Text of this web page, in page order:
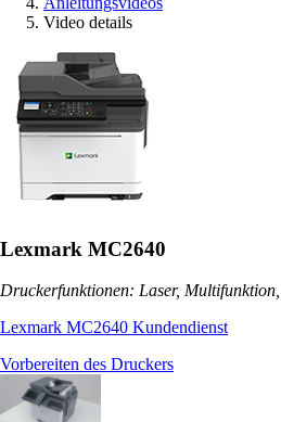
Video details
Lexmark MC2640
Druckerfunktionen: Laser,
Lexmark MC2640 Kundendienst
Vorbereiten des Druckers